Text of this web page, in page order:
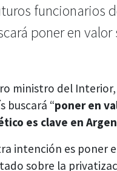
funcionarios
poner en
ministro del Interior,
buscará “poner en
es clave en
intención es poner
sobre la